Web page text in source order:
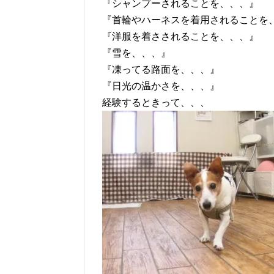
『シャンプーされることを、、、』
『首輪やハーネスを着用されることを
『洋服を着さされることを、、、』
『雪を、、、』
『凍ってる路面を、、、』
『日光の温かさを、、、』
経験するときって、、、